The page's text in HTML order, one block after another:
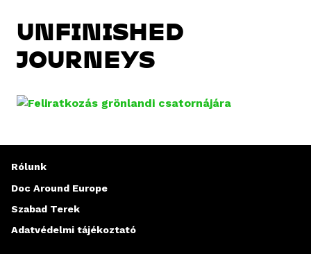
UNFINISHED
JOURNEYS
Rólunk
Doc Around Europe
Szabad Terek
Adatvédelmi tájékoztató